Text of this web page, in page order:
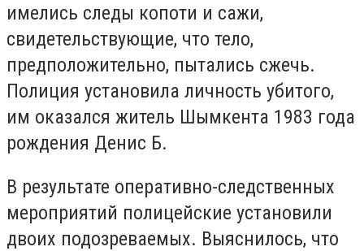
имелись следы копоти и сажи,
свидетельствующие, что тело,
предположительно, пытались сжечь.
Полиция установила личность убитого,
им оказался житель Шымкента 1983 года
рождения Денис Б.
В результате оперативно-следственных
мероприятий полицейские установили
двоих подозреваемых. Выяснилось, что